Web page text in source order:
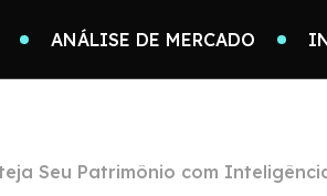
ANÁLISE DE MERCADO
Seu Patrimônio com